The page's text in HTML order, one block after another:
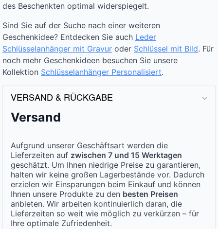
des Beschenkten optimal widerspiegelt.
Sind Sie auf der Suche nach einer weiteren
Geschenkidee? Entdecken Sie auch Leder
Schlüsselanhänger mit Gravur oder Schlüssel mit Bild. Für
noch mehr Geschenkideen besuchen Sie unsere
Kollektion Schlüsselanhänger Personalisiert.
VERSAND & RÜCKGABE
Versand
Aufgrund unserer Geschäftsart werden die
Lieferzeiten auf zwischen 7 und 15 Werktagen
geschätzt. Um Ihnen niedrige Preise zu garantieren,
halten wir keine großen Lagerbestände vor. Dadurch
erzielen wir Einsparungen beim Einkauf und können
Ihnen unsere Produkte zu den besten Preisen
anbieten. Wir arbeiten kontinuierlich daran, die
Lieferzeiten so weit wie möglich zu verkürzen – für
Ihre optimale Zufriedenheit.